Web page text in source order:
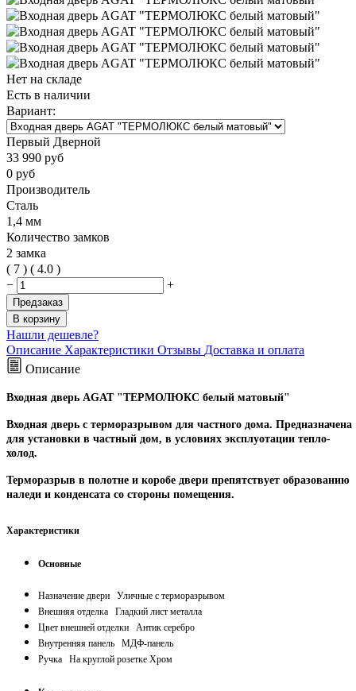
Нет на складе
Есть в наличии
Вариант:
Первый Дверной
33 990 руб
0 руб
Производитель
Сталь
1,4 мм
Количество замков
2 замка
( 7 ) ( 4.0 )
− +
Предзаказ
В корзину
Нашли дешевле?
Описание Характеристики Отзывы Доставка и оплата
Описание
Входная дверь AGAT "ТЕРМОЛЮКС белый матовый"
Входная дверь с терморазрывом для частного дома. Предназначена
для установки в частный дом, в условиях эксплуотации тепло-
холод.
Терморазрыв в полотне и коробе двери препятствует образованию
наледи и конденсата со стороны помещения.
Характеристики
Основные
Назначение двери Уличные с терморазрывом
Внешняя отделка Гладкий лист металла
Цвет внешней отделки Антик серебро
Внутренняя панель МДФ-панель
Ручка На круглой розетке Хром